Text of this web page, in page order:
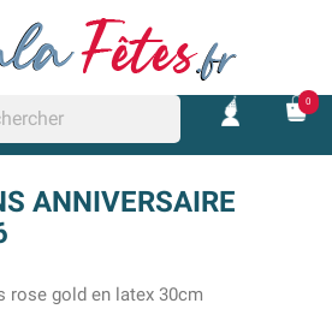
0
ANNIVERSAIRE
rose gold en latex 30cm